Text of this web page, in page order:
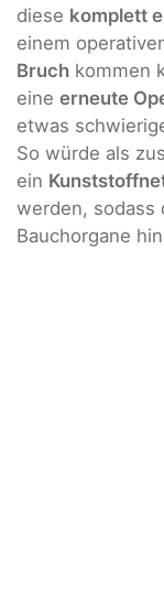
diese komplett
einem
Bruch kommen
eine erneute
etwas
So würde als
ein
werden, sodass
Bauchorgane